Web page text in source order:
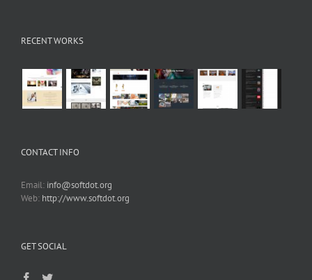
RECENT WORKS
CONTACT INFO
Email: info@softdot.org
Web: http://www.softdot.org
GET SOCIAL